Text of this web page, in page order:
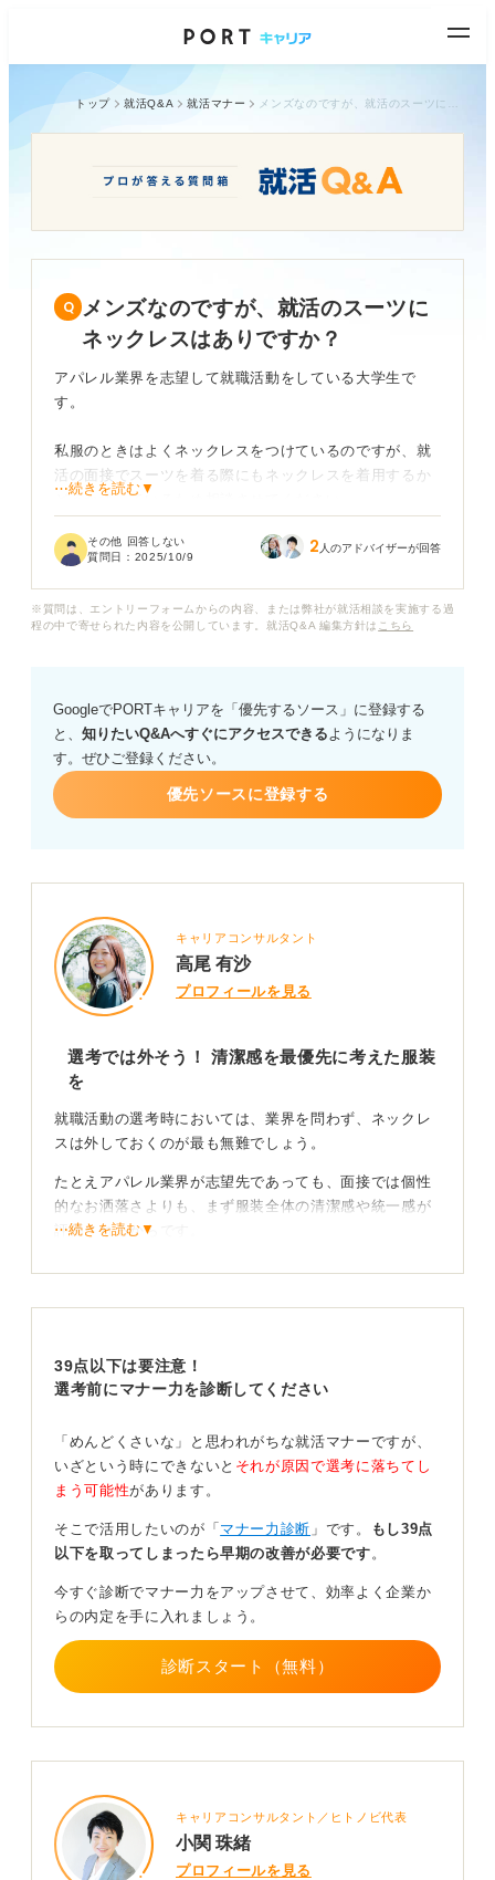
トップ 就活Q&A 就活マナー
メンズなのですが、就活のスーツに
ネックレスはありですか？
アパレル業界を志望して就職活動をしている大学生で
す。
私服のときはよくネックレスをつけているのですが、就
活の面接でスーツを着る際にもネックレスを着用するか
どうか迷っているため相談させてください。
アパレル業界志望なので、ある程度おしゃれに気を遣っ
⋯続きを読む▼
その他 回答しない
質問日： 2025/10/9 2 人のアドバイザーが回答
※質問は、エントリーフォームからの内容、または弊社が就活相談を実施する過
程の中で寄せられた内容を公開しています。就活Q&A 編集方針は こちら
GoogleでPORTキャリアを「優先するソース」に登録する
と、 知りたいQ&Aへすぐにアクセスできるようになりま
す。ぜひご登録ください。
優先ソースに登録する
キャリアコンサルタント
高尾 有沙
プロフィールを見る
選考では外そう！ 清潔感を最優先に考えた服装
を
就職活動の選考時においては、業界を問わず、ネックレ
スは外しておくのが最も無難でしょう。
たとえアパレル業界が志望先であっても、面接では個性
的なお洒落さよりも、まず服装全体の清潔感や統一感が
評価されるからです。
避けてください。
分けが評価になる
あなたらしさやセンスは、ネックレスのようなアクセサ
リーに頼らずとも、ネクタイやシャツの質感、手入れの
行き届いた靴やベルト、ジャケットとのバランスといっ
た、よりビジネスシーンにふさわしい形で十分に表現で
きます。
大切なのは、面接本番のようなフォーマルな場と、説明
会や懇親会といった少しカジュアルな場とで、服装をき
ちんと使い分けられる判断力です。
ります。
0
⋯続きを読む▼
39点以下は要注意！
選考前にマナー力を診断してください
「めんどくさいな」と思われがちな就活マナーですが、
いざという時にできないと それが原因で選考に落ちてし
まう可能性があります。
そこで活用したいのが「 マナー力診断 」です。
もし39点
以下を取ってしまったら早期の改善が必要です 。
今すぐ診断でマナー力をアップさせて、効率よく企業か
らの内定を手に入れましょう。
診断スタート（無料）
キャリアコンサルタント／ヒトノビ代表
小関 珠緒
プロフィールを見る